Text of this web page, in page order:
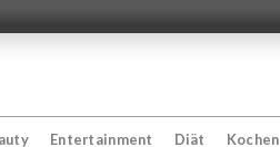
Entertainment Diät Kochen